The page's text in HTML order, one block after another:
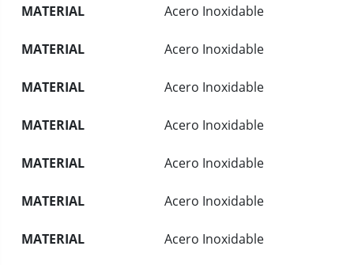
MATERIAL Acero Inoxidable
MATERIAL Acero Inoxidable
MATERIAL Acero Inoxidable
MATERIAL Acero Inoxidable
MATERIAL Acero Inoxidable
MATERIAL Acero Inoxidable
MATERIAL Acero Inoxidable